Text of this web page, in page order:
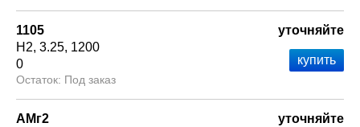
1105
Н2 3.25 1200
0
Под заказ
уточняйте
АМг2
уточняйте